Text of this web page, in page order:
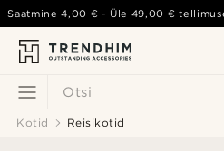
Otsi
Saatmine4,00 € - Üle 49,00 €
Kotid Reisikotid